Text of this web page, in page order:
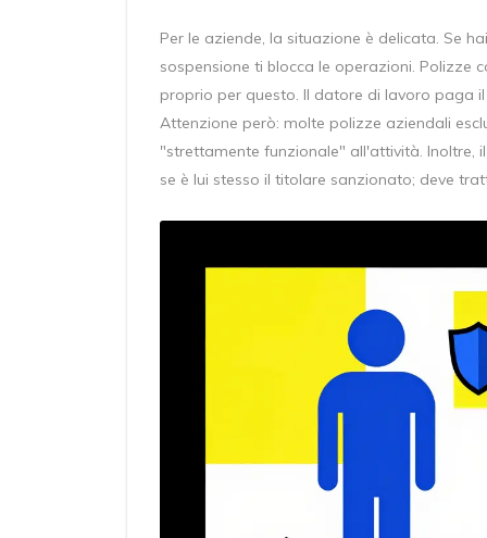
Per le aziende, la situazione è delicata. Se
sospensione ti blocca le operazioni.
proprio per questo. Il datore di lavoro paga
Attenzione però: molte polizze aziendali
"strettamente funzionale" all'attività. Inoltre,
se è lui stesso il titolare sanzionato; deve